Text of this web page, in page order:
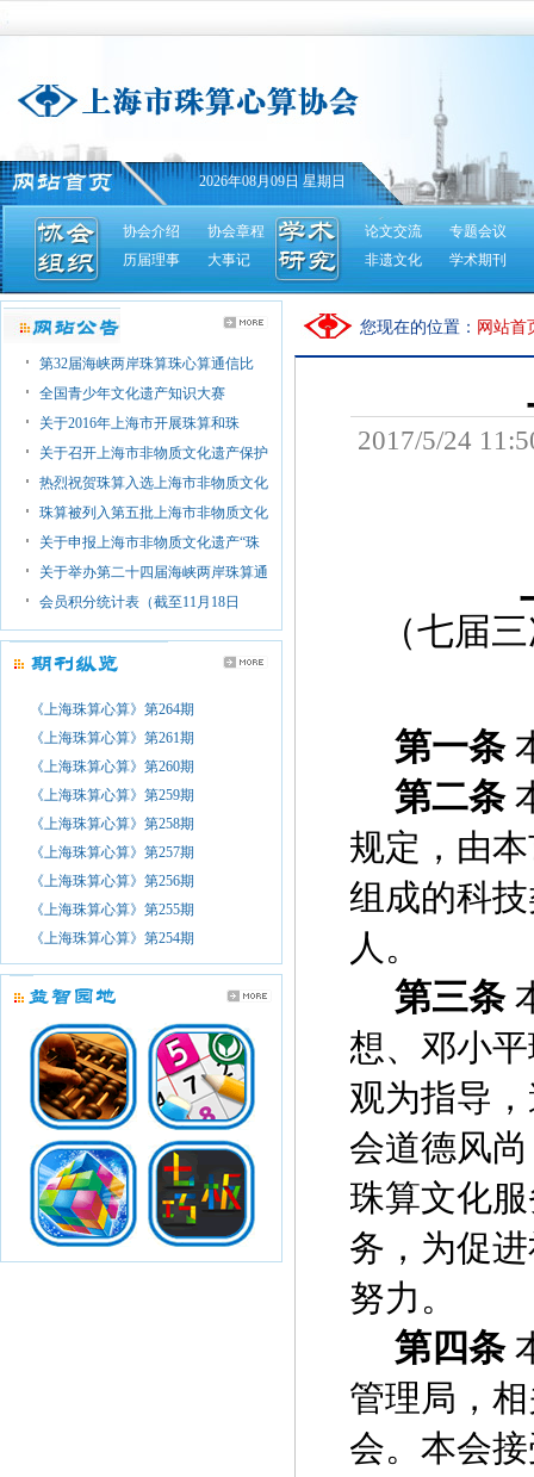
2026年08月09日 星期日
协会介绍 协会章程 论文交流
专题会议
历届理事
大事记 非遗文化 学术期刊
第32届海峡两岸珠算珠心算通信比
全国青少年文化遗产知识大赛
关于2016年上海市开展珠算和珠
关于召开上海市非物质文化遗产保护
热烈祝贺珠算入选上海市非物质文化
珠算被列入第五批上海市非物质文化
关于申报上海市非物质文化遗产“珠
关于举办第二十四届海峡两岸珠算通
会员积分统计表（截至11月18日
《上海珠算心算》第264期
《上海珠算心算》第261期
《上海珠算心算》第260期
《上海珠算心算》第259期
《上海珠算心算》第258期
《上海珠算心算》第257期
《上海珠算心算》第256期
《上海珠算心算》第255期
《上海珠算心算》第254期
您现在的位置： 网站首
2017/5/24
（七届
第一条
第二条
规定，由
组成的科
人。
第三条
想、邓小
观为指导
会道德风
珠算文化
务，为促
努力。
第四条
管理局，
会。本会